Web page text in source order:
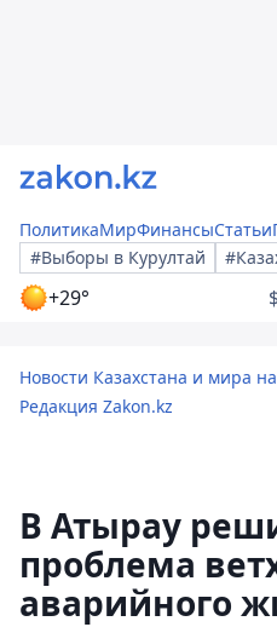
ПолитикаМирФинансыСтатьи
#Выборы в Курултай
+29°
Новости Казахстана и мира
Редакция Zakon.kz
В Атырау
проблема
аварийного